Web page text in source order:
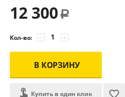
12 300 Р
Кол-во: +
−
В КОРЗИНУ
Купить в один клик